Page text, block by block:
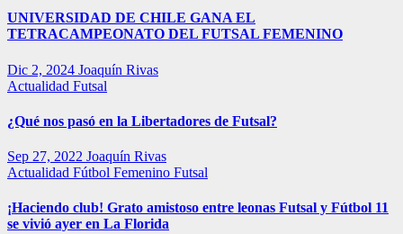
UNIVERSIDAD DE CHILE GANA EL
TETRACAMPEONATO DEL FUTSAL FEMENINO
Dic 2, 2024 Joaquín Rivas
Actualidad Futsal
¿Qué nos pasó en la Libertadores de Futsal?
Sep 27, 2022 Joaquín Rivas
Actualidad Fútbol Femenino Futsal
¡Haciendo club! Grato amistoso entre leonas Futsal y Fútbol 11
se vivió ayer en La Florida